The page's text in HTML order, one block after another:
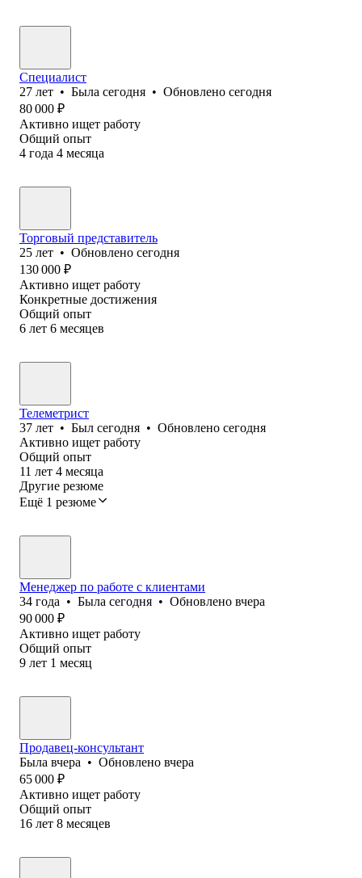
Специалист
27 лет • Была сегодня • Обновлено сегодня
80 000 ₽
Активно ищет работу
Общий опыт
4 года 4 месяца
Торговый представитель
25 лет • Обновлено сегодня
130 000 ₽
Активно ищет работу
Конкретные достижения
Общий опыт
6 лет 6 месяцев
Телеметрист
37 лет • Был сегодня • Обновлено сегодня
Активно ищет работу
Общий опыт
11 лет 4 месяца
Другие резюме
Ещё 1 резюме
Менеджер по работе с клиентами
34 года • Была сегодня • Обновлено вчера
90 000 ₽
Активно ищет работу
Общий опыт
9 лет 1 месяц
Продавец-консультант
Была вчера • Обновлено вчера
65 000 ₽
Активно ищет работу
Общий опыт
16 лет 8 месяцев